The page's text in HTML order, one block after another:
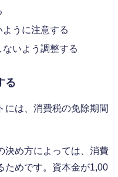
うに注意する
いよう調整する
る
には、消費税の免除期間
決め方によっては、消費
ためです。資本金が1,00